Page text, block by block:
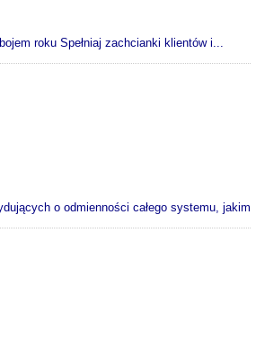
roku Spełniaj zachcianki klientów i...
o odmienności całego systemu, jakim